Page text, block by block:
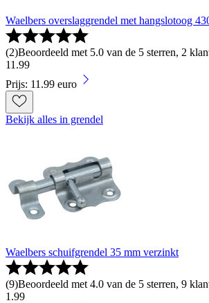
Waelbers overslaggrendel met hangslotoog
(2)Beoordeeld met 5.0 van de 5 sterren, 2
11 .99
Prijs: 11.99 euro
Bekijk alles in grendel
Waelbers schuifgrendel 35 mm verzinkt
(9)Beoordeeld met 4.0 van de 5 sterren, 9
1 .99